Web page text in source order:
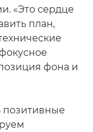
«Это сердце
план,
фона и
позитивные